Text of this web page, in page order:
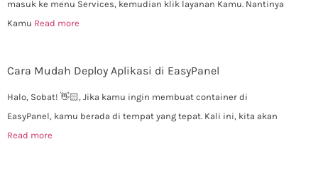
masuk ke menu Services, kemudian klik layanan Kamu. Nantinya
Kamu Read more
Cara Mudah Deploy Aplikasi di EasyPanel
Halo, Sobat! 👋🏻, Jika kamu ingin membuat container di
EasyPanel, kamu berada di tempat yang tepat. Kali ini, kita akan
Read more